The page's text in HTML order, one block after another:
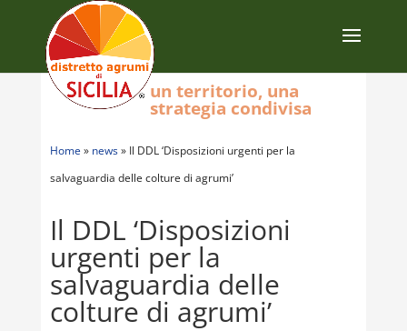
Home » news» Il DDL ‘Disposizioni urgenti per la
salvaguardia delle colture di agrumi’
Il DDL ‘Disposizioni
urgenti per la
salvaguardia delle
colture di agrumi’
un territorio, una
strategia condivisa